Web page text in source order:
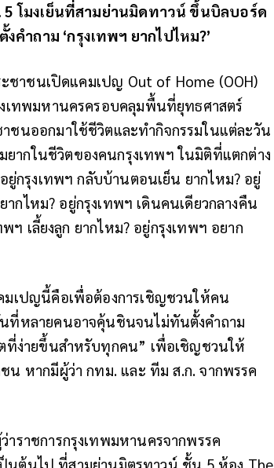
โมงเย็นที่สามย่านมิดทาวน์ ขึ้นบิลบอร์ด
ำถาม ‘กรุงเทพฯ ยากไปไหม?’
ชาชนเปิดแคมเปญ Out of Home (OOH)
เทพมหานครครอบคลุมพื้นที่ยุทธศาสตร์
นออกมาใช้ชีวิตและทำกิจกรรมในแต่ละวัน
ากในชีวิตของคนกรุงเทพฯ ในมิติที่แตกต่าง
กรุงเทพฯ กลับบ้านตอนเย็น ยากไหม? อยู่
กไหม? อยู่กรุงเทพฯ เดินคนเดียวกลางคืน
พฯ เลี้ยงลูก ยากไหม? อยู่กรุงเทพฯ อยาก
มเปญนี้คือเพื่อต้องการเชิญชวนให้คน
ที่หลายคนอาจคุ้นชินจนไม่ทันตั้งคำถาม
ที่ง่ายขึ้นสำหรับทุกคน” เพื่อเชิญชวนให้
น หากมีผู้ว่า กทม. และ ทีม ส.ก. จากพรรค
ราชการกรุงเทพมหานครจากพรรค
นต้นไป ที่สามย่านมิตรทาวน์ ชั้น 5 ห้อง The